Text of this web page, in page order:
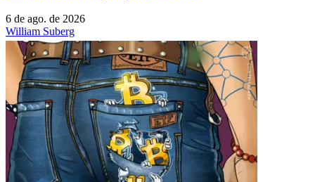
6 de ago. de 2026
William Suberg